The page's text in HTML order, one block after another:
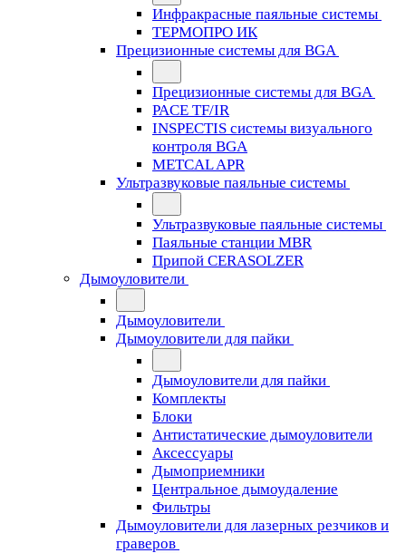
Инфракрасные паяльные системы
ТЕРМОПРО ИК
Прецизионные системы для BGA
Прецизионные системы для BGA
PACE TF/IR
INSPECTIS системы визуального
контроля BGA
METCAL APR
Ультразвуковые паяльные системы
Ультразвуковые паяльные системы
Паяльные станции MBR
Припой CERASOLZER
Дымоуловители
Дымоуловители
Дымоуловители для пайки
Дымоуловители для пайки
Комплекты
Блоки
Антистатические дымоуловители
Аксессуары
Дымоприемники
Центральное дымоудаление
Фильтры
Дымоуловители для лазерных резчиков и
граверов